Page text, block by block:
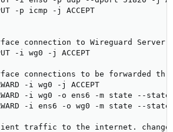
-p icmp -j ACCEPT
connection to Wireguard Server
-i wg0 -j ACCEPT
connections to be forwarded
-i wg0 -j ACCEPT
-i wg0 -o ens6 -m state --state
-i ens6 -o wg0 -m state --state
traffic to the internet. change